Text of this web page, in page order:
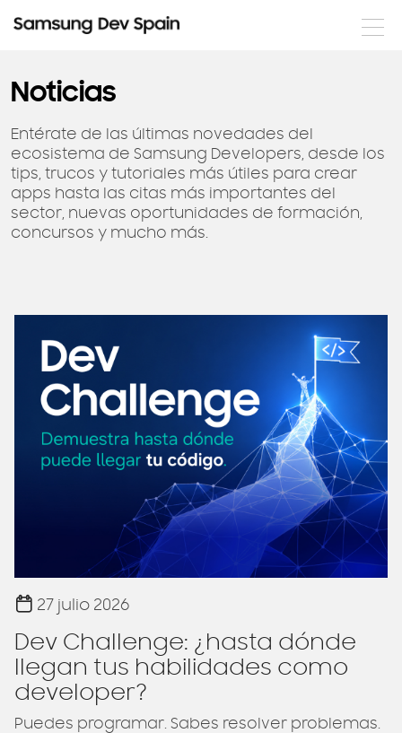
Eventos
Documentación
Nuestros desarrolladores
Noticias
Entérate de las últimas novedades del
ecosistema de Samsung Developers, desde los
tips, trucos y tutoriales más útiles para crear
apps hasta las citas más importantes del
sector, nuevas oportunidades de formación,
concursos y mucho más.
27 julio 2026
Dev Challenge: ¿hasta dónde
llegan tus habilidades como
developer?
Puedes programar. Sabes resolver problemas.